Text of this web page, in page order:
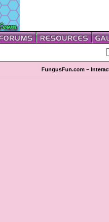
FungusFun.com –